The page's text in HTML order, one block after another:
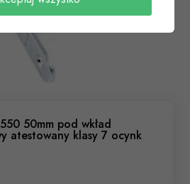
50mm pod wkład
atestowany klasy 7 ocynk